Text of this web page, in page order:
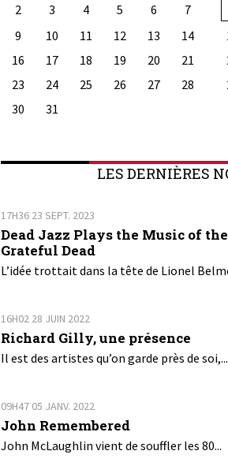
2
3 4 5 6 7
9
10 11 12 13 14
16
17 18 19 20 21
23
24 25 26 27 28
30
31
LES DERNIÈRES
17H36 23 SEPT. 2023
Dead Jazz Plays the Music of the
Grateful Dead
L’idée trottait dans la tête de Lionel
16H02 28 JUIN 2022
Richard Gilly, une présence
Il est des artistes qu’on garde près de soi,...
09H47 05 JANV. 2022
John Remembered
John McLaughlin vient de souffler les 80...